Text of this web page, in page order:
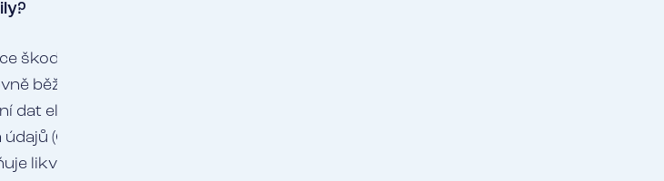
škod ke změnám zejména v používání technologií.
běžnou poštou jsou už dlouho minulostí. Dnes je již
dat elektronicky, samozřejmě za důsledného
(GDPR). Elektronické vedení škody umožňuje
likvidátorům práci. Veškeré doklady jsou v